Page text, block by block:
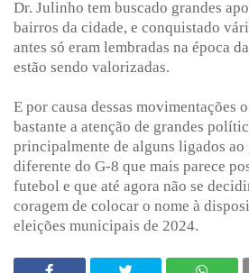
Dr. Julinho tem buscado grandes
bairros da cidade, e conquistado
antes só eram lembradas na época
estão sendo valorizadas.
E por causa dessas movimentações
bastante a atenção de grandes
principalmente de alguns ligados ao
diferente do G-8 que mais parece
futebol e que até agora não se
coragem de colocar o nome à
eleições municipais de 2024.